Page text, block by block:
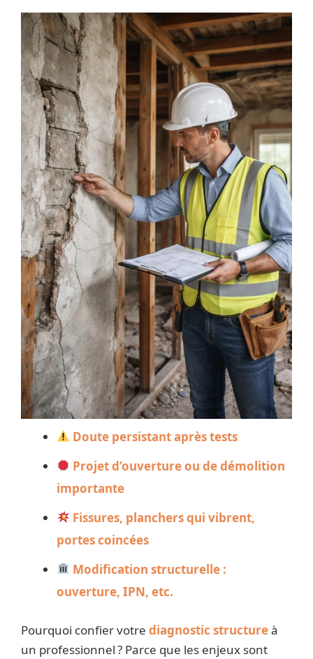
Doute persistant après tests
Projet d’ouverture ou de démolition
importante
Fissures, planchers qui vibrent,
portes coincées
Modification structurelle :
ouverture, IPN, etc.
Pourquoi confier votre diagnostic structureà
un professionnel ? Parce que les enjeux sont